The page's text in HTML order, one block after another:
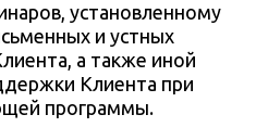
установленному
и устных
а также иной
Клиента при
программы.